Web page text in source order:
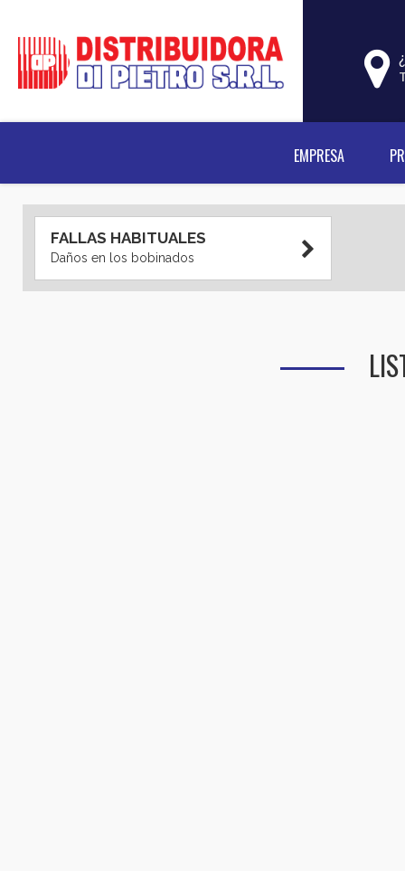
EMPRESA
FALLAS HABITUALES
Daños en los bobinados